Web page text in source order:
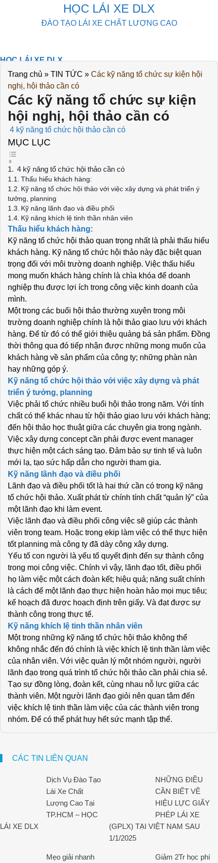
HỌC LÁI XE DLX
ĐÀO TẠO LÁI XE CHẤT LƯỢNG CAO
HỌC LÁI XE DLX
KHOÁ HỌC
THI THỬ
DOWLOAD
TIN TỨC
LIÊN HỆ
Trang chủ » TIN TỨC » Các kỹ năng tổ chức sự kiện hội
nghị, hội thảo cần có
Các kỹ năng tổ chức sự kiện
hội nghị, hội thảo cần có
4 kỹ năng tổ chức hội thảo cần có
MỤC LỤC
4 kỹ năng tổ chức hội thảo cần có
Thấu hiểu khách hàng:
Kỹ năng tổ chức hội thảo với việc xây dựng và phát triển ý
tưởng, planning
Kỹ năng lãnh đạo và điều phối
Kỹ năng khích lệ tinh thần nhân viên
Thấu hiểu khách hàng:
Kỹ năng tổ chức hội thảo quan trọng nhất là phải thấu hiểu
khách hàng. Kỹ năng tổ chức hội thảo này đặc biệt quan
trọng đối với môi trường doanh nghiệp. Việc thấu hiểu
mong muốn khách hàng chính là chìa khóa để doanh
nghiệp thu được lợi ích trong công việc kinh doanh của
mình.
Một trong các buổi hội thảo thường xuyên trong môi
trường doanh nghiệp chính là hội thảo giao lưu với khách
hàng. Để từ đó có thể giới thiệu quảng bá sản phẩm. Đồng
thời thông qua đó tiếp nhận được những mong muốn của
khách hàng về sản phẩm của công ty; những phàn nàn
hay những góp ý.
Kỹ năng tổ chức hội thảo với việc xây dựng và phát
triển ý tưởng, planning
Việc phải tổ chức nhiều buổi hội thảo trong năm. Với tính
chất có thể khác nhau từ hội thảo giao lưu với khách hàng;
đến hội thảo học thuật giữa các chuyên gia trong ngành.
Việc xây dựng concept cần phải được event manager
thực hiện một cách sáng tạo. Đảm bảo sự tinh tế và luôn
mới lạ, tạo sức hấp dẫn cho người tham gia.
Kỹ năng lãnh đạo và điều phối
Lãnh đạo và điều phối tốt là hai thứ cần có trong kỹ năng
tổ chức hội thảo. Xuất phát từ chính tính chất “quản lý” của
một lãnh đạo khi làm event.
Việc lãnh đạo và điều phối công việc sẽ giúp các thành
viên trong team. Hoặc trong ekip làm việc có thể thực hiện
tốt planning mà công ty đã dày công xây dựng.
Yếu tố con người là yếu tố quyết định đến sự thành công
trong mọi công việc. Chính vì vậy, lãnh đạo tốt, điều phối
họ làm việc một cách đoàn kết; hiệu quả; năng suất chính
là cách để một lãnh đạo thực hiện hoàn hảo mọi mục tiêu;
kế hoạch đã được hoạch định trên giấy. Và đạt được sự
thành công trong thực tế.
Kỹ năng khích lệ tinh thần nhân viên
Một trong những kỹ năng tổ chức hội thảo không thể
không nhắc đến đó chính là việc khích lệ tinh thần làm việc
của nhân viên. Với việc quản lý một nhóm người, người
lãnh đạo trong quá trình tổ chức hội thảo cần phải chia sẻ.
Tạo sự đồng lòng, đoàn kết, cùng nhau nỗ lực giữa các
thành viên. Một người lãnh đạo giỏi nên quan tâm đến
việc khích lệ tinh thần làm việc của các thành viên trong
nhóm. Để có thể phát huy hết sức mạnh tập thể.
CÁC TIN LIÊN QUAN
Dịch Vụ Đào Tạo
Lái Xe Chất
Lượng Cao Tại
TP.HCM – HỌC
LÁI XE DLX
NHỮNG ĐIỀU
CẦN BIẾT VỀ
HIỆU LỰC GIẤY
PHÉP LÁI XE
(GPLX) TẠI VIỆT NAM SAU
1/1/2025
Mẹo giải nhanh
Giảm 2Tr học phí